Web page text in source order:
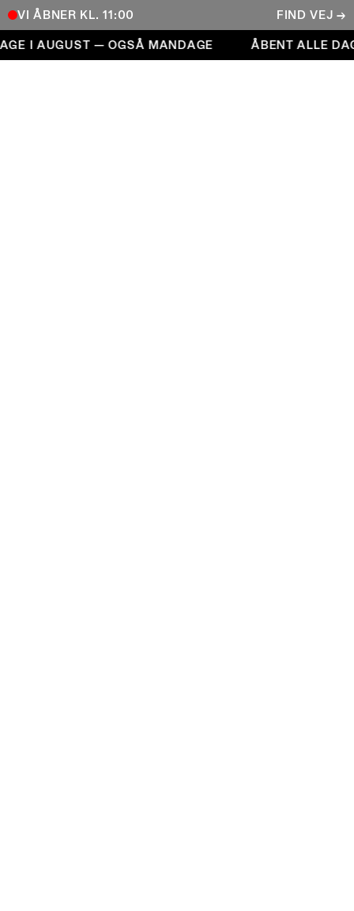
VI ÅBNER KL. 11:00 FIND VEJ →
Åbent alle dage i august — også mandage
I AUGUST — OGSÅ MANDAGE ÅBENT ALLE